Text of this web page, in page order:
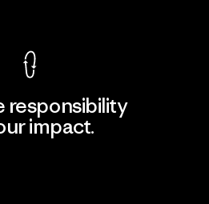
responsibility
impact.